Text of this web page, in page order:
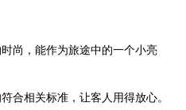
尚，能作为旅途中的一个小亮
合相关标准，让客人用得放心。